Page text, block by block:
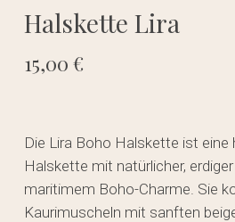
Halskette Lira
15,00 €
Die Lira Boho Halskette ist eine
Halskette mit natürlicher,
maritimem Boho-Charme. Sie
Kaurimuscheln mit sanften